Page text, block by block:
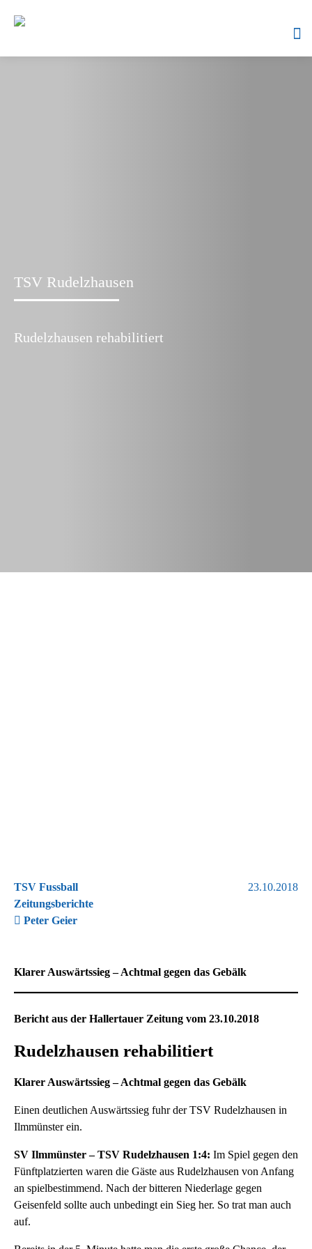
TSV Rudelzhausen
Rudelzhausen rehabilitiert
TSV Fussball
Zeitungsberichte
Peter Geier
23.10.2018
Klarer Auswärtssieg – Achtmal gegen das Gebälk
Bericht aus der Hallertauer Zeitung vom 23.10.2018
Rudelzhausen rehabilitiert
Klarer Auswärtssieg – Achtmal gegen das Gebälk
Einen deutlichen Auswärtssieg fuhr der TSV Rudelzhausen in
Ilmmünster ein.
SV Ilmmünster – TSV Rudelzhausen 1:4: Im Spiel gegen den
Fünftplatzierten waren die Gäste aus Rudelzhausen von Anfang
an spielbestimmend. Nach der bitteren Niederlage gegen
Geisenfeld sollte auch unbedingt ein Sieg her. So trat man auch
auf.